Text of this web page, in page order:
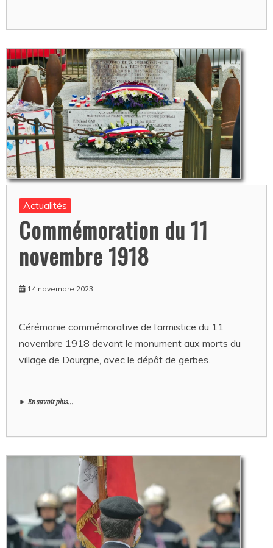
Actualités
Commémoration du 11
novembre 1918
14 novembre 2023
Cérémonie commémorative de l’armistice du 11
novembre 1918 devant le monument aux morts du
village de Dourgne, avec le dépôt de gerbes.
► En savoir plus...